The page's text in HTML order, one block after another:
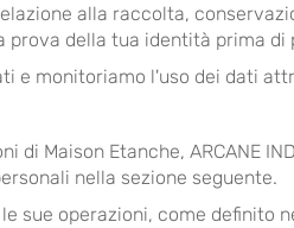
alla raccolta,
della tua identità prima
e monitoriamo l'uso dei dati
Etanche, ARCANE
nella sezione seguente.
sue operazioni, come